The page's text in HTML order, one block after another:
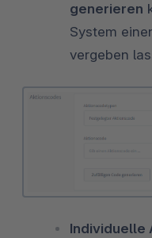
generieren
System
vergeben
Individuelle